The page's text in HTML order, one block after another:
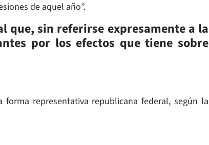
de aquel año”.
que, sin referirse expresamente a la
por los efectos que tiene sobre
representativa republicana federal, según la